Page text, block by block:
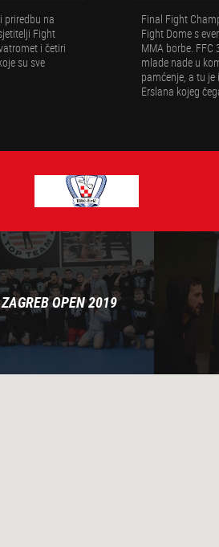
priredbu na
Fight
i četiri
su sve
Final Fight
Fight Dome s
MMA borbe. FFC
mlade nade u
pamćenje, a tu
Erslana kojeg
OPEN 2019